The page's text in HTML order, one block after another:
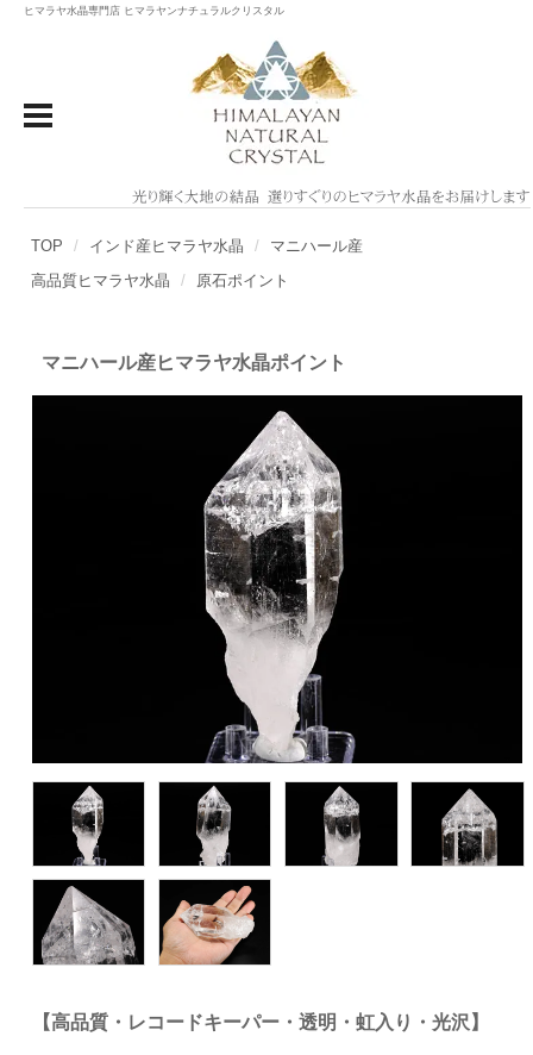
ヒマラヤ水晶専門店 ヒマラヤンナチュラルクリスタル
TOP インド産ヒマラヤ水晶
マニハール産
高品質ヒマラヤ水晶
原石ポイント
マニハール産ヒマラヤ水晶ポイント
【高品質・レコードキーパー・透明・虹入り・光沢】